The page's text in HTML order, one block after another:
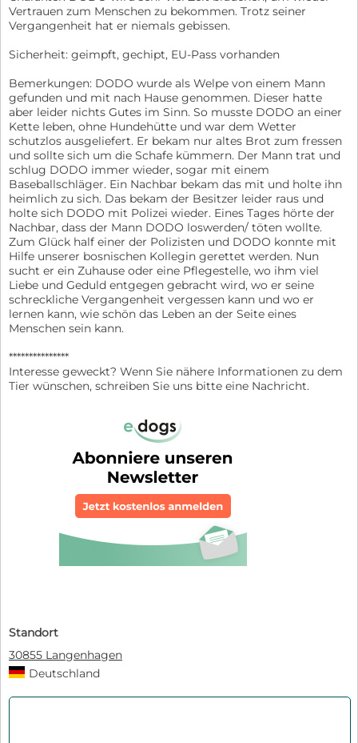
Vertrauen zum Menschen zu bekommen. Trotz seiner
Vergangenheit hat er niemals gebissen.
Sicherheit: geimpft, gechipt, EU-Pass vorhanden
Bemerkungen: DODO wurde als Welpe von einem Mann
gefunden und mit nach Hause genommen. Dieser hatte
aber leider nichts Gutes im Sinn. So musste DODO an einer
Kette leben, ohne Hundehütte und war dem Wetter
schutzlos ausgeliefert. Er bekam nur altes Brot zum fressen
und sollte sich um die Schafe kümmern. Der Mann trat und
schlug DODO immer wieder, sogar mit einem
Baseballschläger. Ein Nachbar bekam das mit und holte ihn
heimlich zu sich. Das bekam der Besitzer leider raus und
holte sich DODO mit Polizei wieder. Eines Tages hörte der
Nachbar, dass der Mann DODO loswerden/ töten wollte.
Zum Glück half einer der Polizisten und DODO konnte mit
Hilfe unserer bosnischen Kollegin gerettet werden. Nun
sucht er ein Zuhause oder eine Pflegestelle, wo ihm viel
Liebe und Geduld entgegen gebracht wird, wo er seine
schreckliche Vergangenheit vergessen kann und wo er
lernen kann, wie schön das Leben an der Seite eines
Menschen sein kann.
***************
Interesse geweckt? Wenn Sie nähere Informationen zu dem
Tier wünschen, schreiben Sie uns bitte eine Nachricht.
Standort
30855 Langenhagen
Deutschland